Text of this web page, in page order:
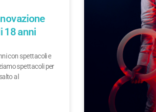
18 anni
con spettacoli e
spettacoli per
al